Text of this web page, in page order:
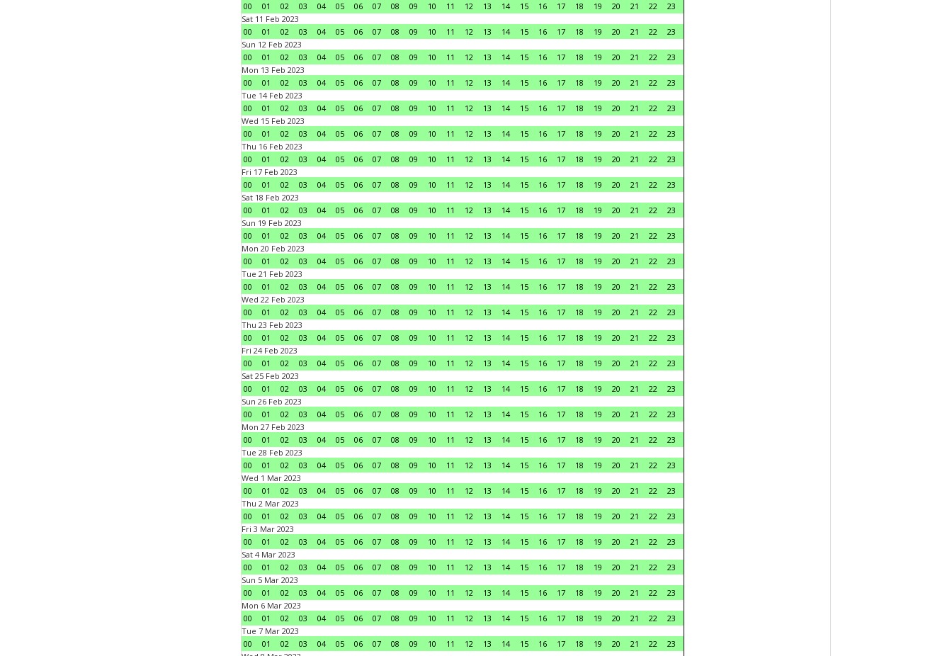
00
01 02 03 04 05 06 07 08 09 10 11 12 13 14 15 16 17 18 19 20 21 22
23
Sat 11 Feb 2023
00
01 02 03 04 05 06 07 08 09 10 11 12 13 14 15 16 17 18 19 20 21 22
23
Sun 12 Feb 2023
00
01 02 03 04 05 06 07 08 09 10 11 12 13 14 15 16 17 18 19 20 21 22
23
Mon 13 Feb 2023
00
01 02 03 04 05 06 07 08 09 10 11 12 13 14 15 16 17 18 19 20 21 22
23
Tue 14 Feb 2023
00
01 02 03 04 05 06 07 08 09 10 11 12 13 14 15 16 17 18 19 20 21 22
23
Wed 15 Feb 2023
00
01 02 03 04 05 06 07 08 09 10 11 12 13 14 15 16 17 18 19 20 21 22
23
Thu 16 Feb 2023
00
01 02 03 04 05 06 07 08 09 10 11 12 13 14 15 16 17 18 19 20 21 22
23
Fri 17 Feb 2023
00
01 02 03 04 05 06 07 08 09 10 11 12 13 14 15 16 17 18 19 20 21 22
23
Sat 18 Feb 2023
00
01 02 03 04 05 06 07 08 09 10 11 12 13 14 15 16 17 18 19 20 21 22
23
Sun 19 Feb 2023
00
01 02 03 04 05 06 07 08 09 10 11 12 13 14 15 16 17 18 19 20 21 22
23
Mon 20 Feb 2023
00
01 02 03 04 05 06 07 08 09 10 11 12 13 14 15 16 17 18 19 20 21 22
23
Tue 21 Feb 2023
00
01 02 03 04 05 06 07 08 09 10 11 12 13 14 15 16 17 18 19 20 21 22
23
Wed 22 Feb 2023
00
01 02 03 04 05 06 07 08 09 10 11 12 13 14 15 16 17 18 19 20 21 22
23
Thu 23 Feb 2023
00
01 02 03 04 05 06 07 08 09 10 11 12 13 14 15 16 17 18 19 20 21 22
23
Fri 24 Feb 2023
00
01 02 03 04 05 06 07 08 09 10 11 12 13 14 15 16 17 18 19 20 21 22
23
Sat 25 Feb 2023
00
01 02 03 04 05 06 07 08 09 10 11 12 13 14 15 16 17 18 19 20 21 22
23
Sun 26 Feb 2023
00
01 02 03 04 05 06 07 08 09 10 11 12 13 14 15 16 17 18 19 20 21 22
23
Mon 27 Feb 2023
00
01 02 03 04 05 06 07 08 09 10 11 12 13 14 15 16 17 18 19 20 21 22
23
Tue 28 Feb 2023
00
01 02 03 04 05 06 07 08 09 10 11 12 13 14 15 16 17 18 19 20 21 22
23
Wed 1 Mar 2023
00
01 02 03 04 05 06 07 08 09 10 11 12 13 14 15 16 17 18 19 20 21 22
23
Thu 2 Mar 2023
00
01 02 03 04 05 06 07 08 09 10 11 12 13 14 15 16 17 18 19 20 21 22
23
Fri 3 Mar 2023
00
01 02 03 04 05 06 07 08 09 10 11 12 13 14 15 16 17 18 19 20 21 22
23
Sat 4 Mar 2023
00
01 02 03 04 05 06 07 08 09 10 11 12 13 14 15 16 17 18 19 20 21 22
23
Sun 5 Mar 2023
00
01 02 03 04 05 06 07 08 09 10 11 12 13 14 15 16 17 18 19 20 21 22
23
Mon 6 Mar 2023
00
01 02 03 04 05 06 07 08 09 10 11 12 13 14 15 16 17 18 19 20 21 22
23
Tue 7 Mar 2023
00
01 02 03 04 05 06 07 08 09 10 11 12 13 14 15 16 17 18 19 20 21 22
23